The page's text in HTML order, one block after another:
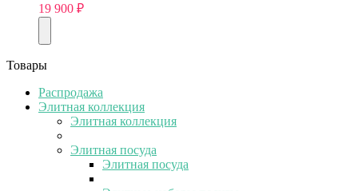
19 900 ₽
Товары
Распродажа
Элитная коллекция
Элитная коллекция
Элитная посуда
Элитная посуда